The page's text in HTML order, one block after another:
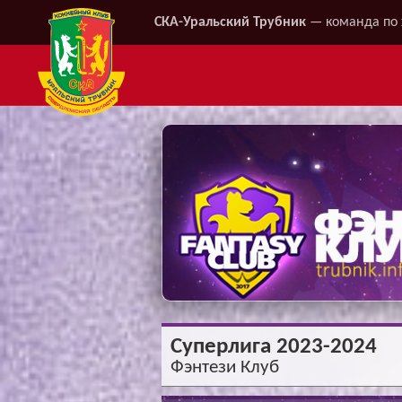
СКА-Уральский Трубник — команда по
Суперлига 2023-2024
Фэнтези Клуб